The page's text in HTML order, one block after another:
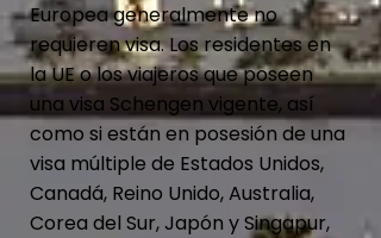
Europea generalmente no
requieren visa. Los residentes en
la UE o los viajeros que poseen
una visa Schengen vigente, así
como si están en posesión de una
visa múltiple de Estados Unidos,
Canadá, Reino Unido, Australia,
Corea del Sur, Japón y Singapur,